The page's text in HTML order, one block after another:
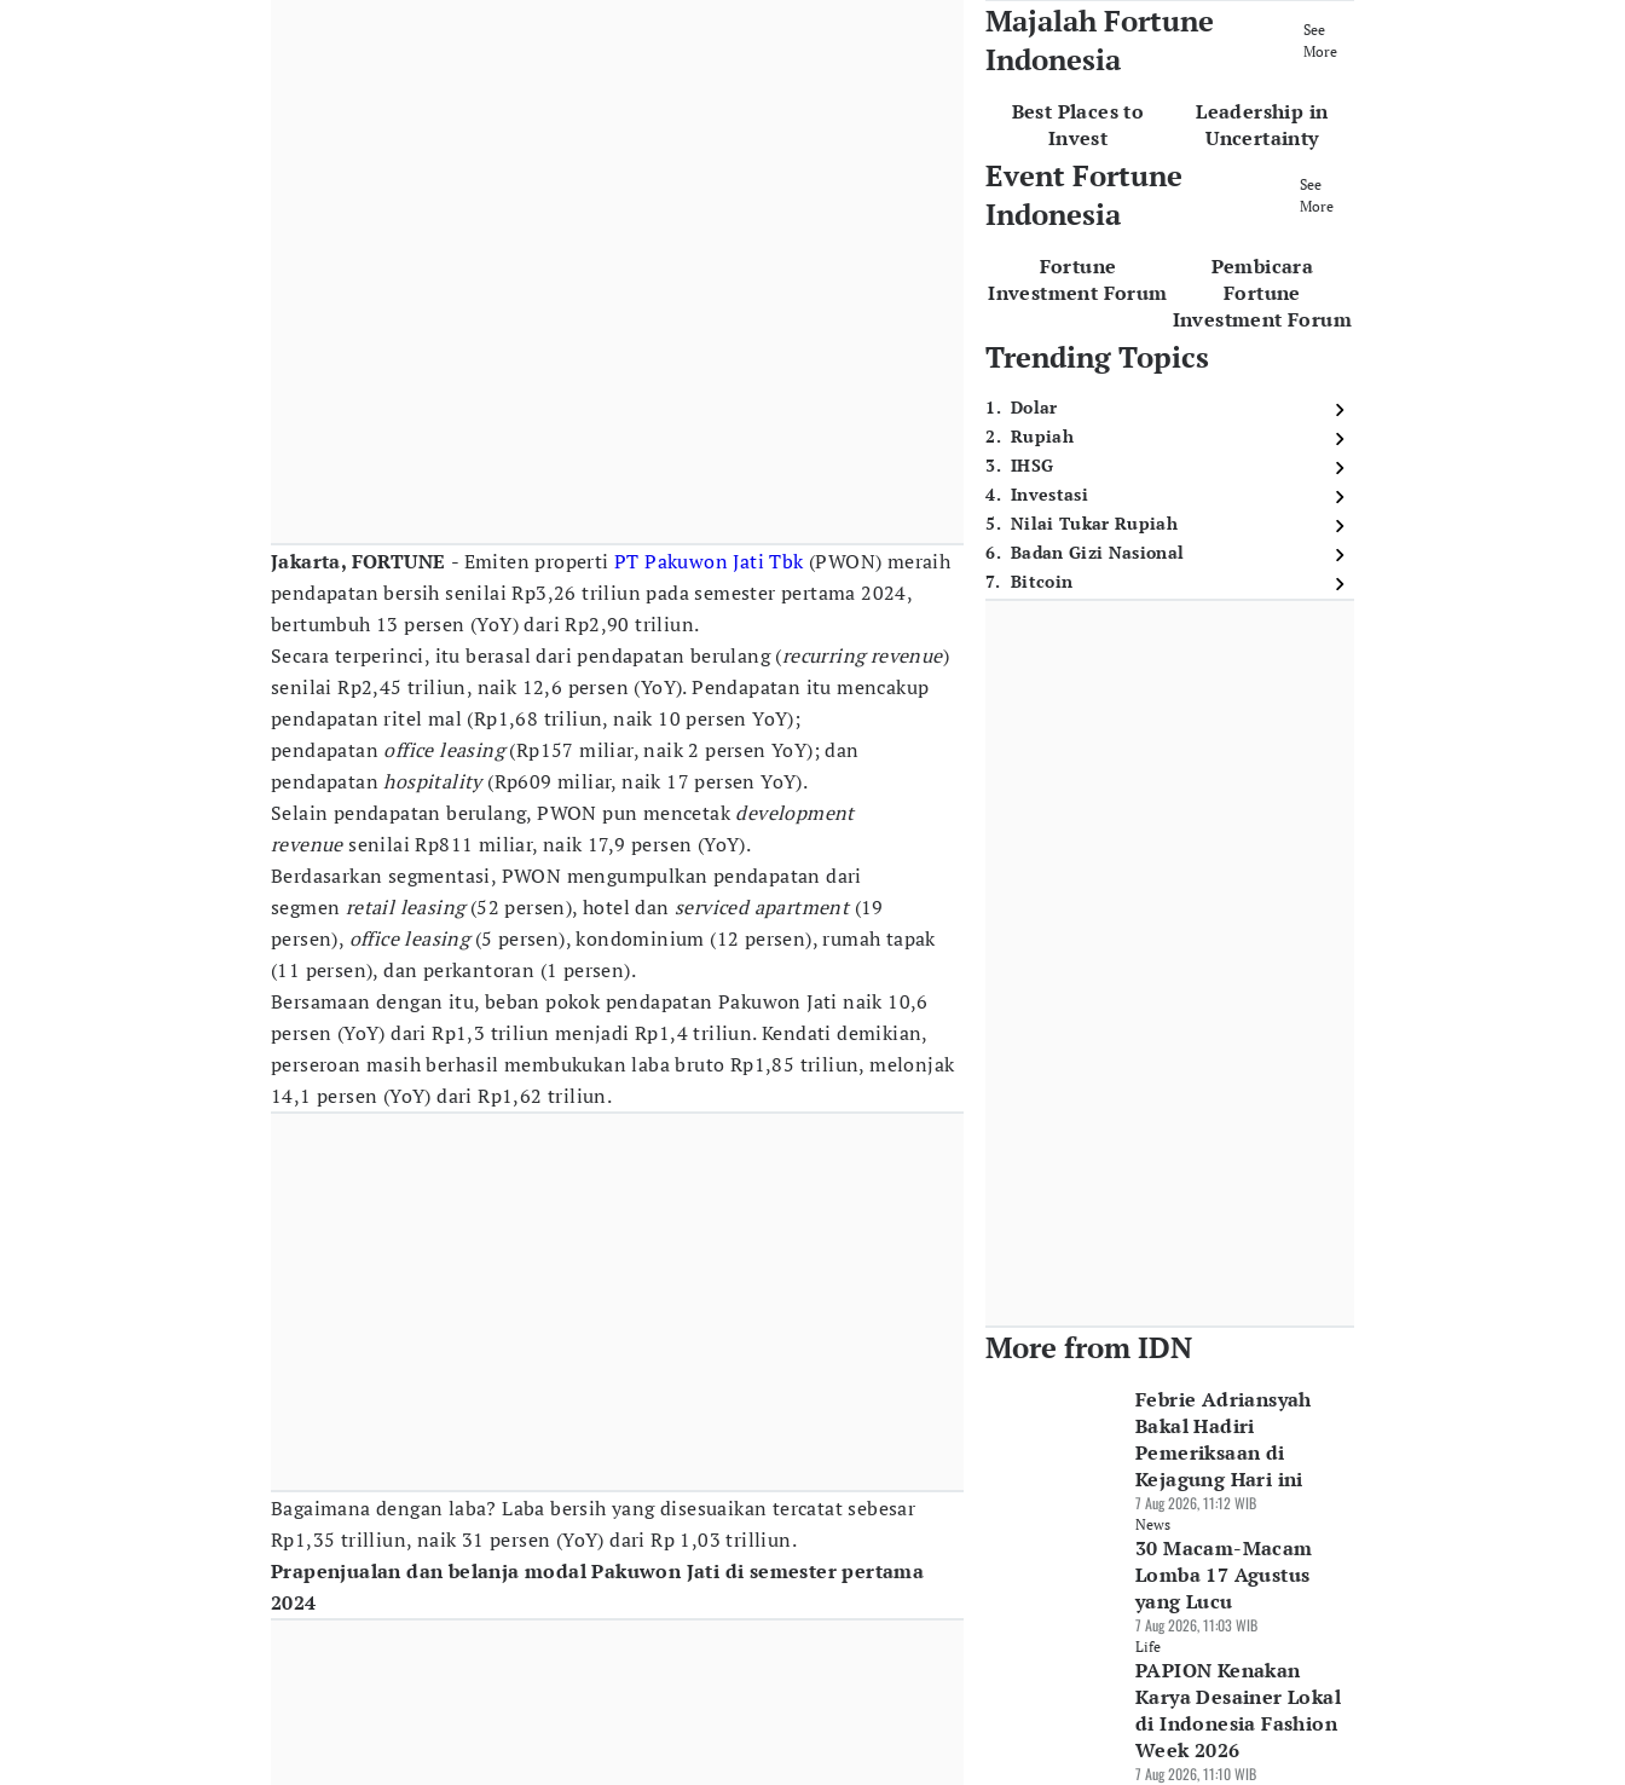
Jakarta, FORTUNE - Emiten propertiPT Pakuwon Jati Tbk(PWON) meraih
pendapatan bersih senilai Rp3,26 triliun pada semester pertama 2024,
bertumbuh 13 persen (YoY) dari Rp2,90 triliun.
Secara terperinci, itu berasal dari pendapatan berulang (recurring revenue)
senilai Rp2,45 triliun, naik 12,6 persen (YoY). Pendapatan itu mencakup
pendapatan ritel mal (Rp1,68 triliun, naik 10 persen YoY);
pendapatan office leasing(Rp157 miliar, naik 2 persen YoY); dan
pendapatanhospitality(Rp609 miliar, naik 17 persen YoY).
Selain pendapatan berulang, PWON pun mencetakdevelopment
revenuesenilai Rp811 miliar, naik 17,9 persen (YoY).
Berdasarkan segmentasi, PWON mengumpulkan pendapatan dari
segmen retail leasing(52 persen), hotel dan serviced apartment(19
persen), office leasing(5 persen), kondominium (12 persen), rumah tapak
(11 persen), dan perkantoran (1 persen).
Bersamaan dengan itu, beban pokok pendapatan Pakuwon Jati naik 10,6
persen (YoY) dari Rp1,3 triliun menjadi Rp1,4 triliun. Kendati demikian,
perseroan masih berhasil membukukan laba bruto Rp1,85 triliun, melonjak
14,1 persen (YoY) dari Rp1,62 triliun.
Bagaimana dengan laba? Laba bersih yang disesuaikan tercatat sebesar
Rp1,35 trilliun, naik 31 persen (YoY) dari Rp 1,03 trilliun.
Prapenjualan dan belanja modal Pakuwon Jati di semester pertama
2024
Majalah Fortune
Indonesia
See
More
Best Places to
Invest
Leadership in
Uncertainty
Event Fortune
Indonesia
See
More
Fortune
Investment Forum
Pembicara
Fortune
Investment Forum
Trending Topics
1. Dolar
2. Rupiah
3. IHSG
4. Investasi
5. Nilai Tukar Rupiah
6. Badan Gizi Nasional
7. Bitcoin
More from IDN
Febrie Adriansyah
Bakal Hadiri
Pemeriksaan di
Kejagung Hari ini
7 Aug 2026, 11:12 WIB
News
30 Macam-Macam
Lomba 17 Agustus
yang Lucu
7 Aug 2026, 11:03 WIB
Life
PAPION Kenakan
Karya Desainer Lokal
di Indonesia Fashion
Week 2026
7 Aug 2026, 11:10 WIB